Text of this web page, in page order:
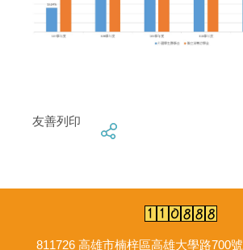
友善列印
811726 高雄市楠梓區高雄大學路700號